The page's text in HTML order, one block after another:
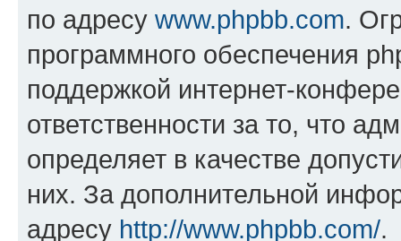
по адресу www.phpbb.com.
программного обеспечения
поддержкой интернет-
ответственности за то, что
определяет в качестве
них. За дополнительной
адресу http://www.phpbb.com/.